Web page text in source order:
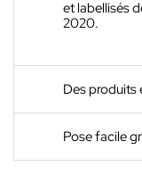
et labellisés
2020.
Des produits
Pose facile